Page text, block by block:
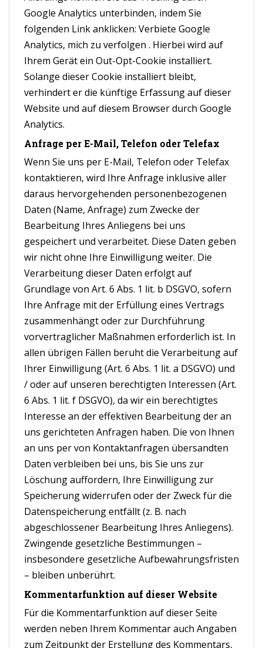
Google Analytics unterbinden, indem Sie
folgenden Link anklicken: Verbiete Google
Analytics, mich zu verfolgen . Hierbei wird auf
Ihrem Gerät ein Out-Opt-Cookie installiert.
Solange dieser Cookie installiert bleibt,
verhindert er die künftige Erfassung auf dieser
Website und auf diesem Browser durch Google
Analytics.
Anfrage per E-Mail, Telefon oder Telefax
Wenn Sie uns per E-Mail, Telefon oder Telefax
kontaktieren, wird Ihre Anfrage inklusive aller
daraus hervorgehenden personenbezogenen
Daten (Name, Anfrage) zum Zwecke der
Bearbeitung Ihres Anliegens bei uns
gespeichert und verarbeitet. Diese Daten geben
wir nicht ohne Ihre Einwilligung weiter. Die
Verarbeitung dieser Daten erfolgt auf
Grundlage von Art. 6 Abs. 1 lit. b DSGVO, sofern
Ihre Anfrage mit der Erfüllung eines Vertrags
zusammenhängt oder zur Durchführung
vorvertraglicher Maßnahmen erforderlich ist. In
allen übrigen Fällen beruht die Verarbeitung auf
Ihrer Einwilligung (Art. 6 Abs. 1 lit. a DSGVO) und
/ oder auf unseren berechtigten Interessen (Art.
6 Abs. 1 lit. f DSGVO), da wir ein berechtigtes
Interesse an der effektiven Bearbeitung der an
uns gerichteten Anfragen haben. Die von Ihnen
an uns per von Kontaktanfragen übersandten
Daten verbleiben bei uns, bis Sie uns zur
Löschung auffordern, Ihre Einwilligung zur
Speicherung widerrufen oder der Zweck für die
Datenspeicherung entfällt (z. B. nach
abgeschlossener Bearbeitung Ihres Anliegens).
Zwingende gesetzliche Bestimmungen –
insbesondere gesetzliche Aufbewahrungsfristen
– bleiben unberührt.
Kommentarfunktion auf dieser Website
Für die Kommentarfunktion auf dieser Seite
werden neben Ihrem Kommentar auch Angaben
zum Zeitpunkt der Erstellung des Kommentars,